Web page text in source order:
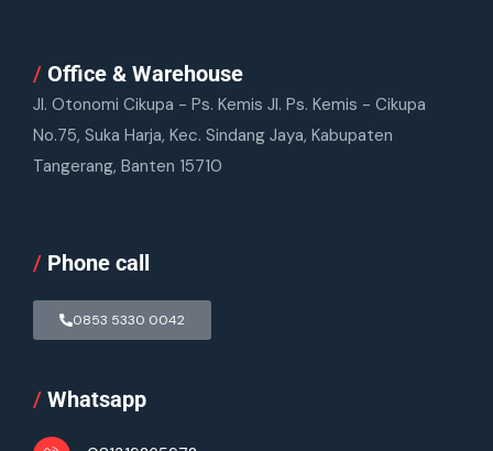
/ Office & Warehouse
Jl. Otonomi Cikupa - Ps. Kemis Jl. Ps. Kemis - Cikupa
No.75, Suka Harja, Kec. Sindang Jaya, Kabupaten
Tangerang, Banten 15710
/ Phone call
0853 5330 0042
/ Whatsapp